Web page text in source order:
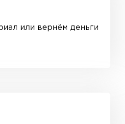
или вернём деньги